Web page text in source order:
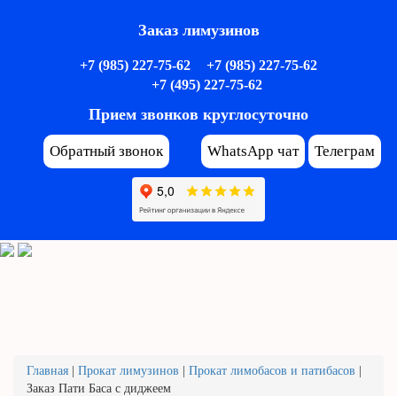
Заказ лимузинов
+7 (985) 227-75-62
+7 (985) 227-75-62
+7 (495) 227-75-62
Прием звонков круглосуточно
Обратный звонок WhatsApp чат Телеграм
Главная Прокат лимузинов Прокат лимобасов и патибасов
Заказ Пати Баса с диджеем